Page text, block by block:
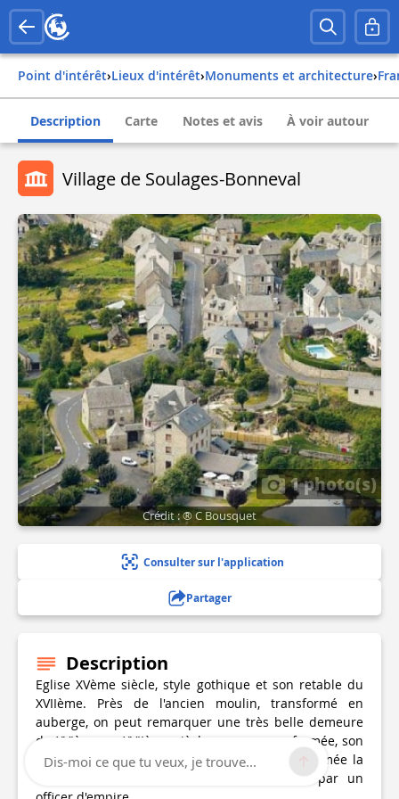
Point d'intérêt› Lieux d'intérêt› Monuments et architecture›
Description Carte Notes et avis À voir autour
Village de Soulages-Bonneval
1 photo(s)
Crédit : ® C Bousquet
Consulter sur l'application
Partager
Description
Eglise XVème siècle, style gothique et son retable du
XVIIème. Près de l'ancien moulin, transformé en
auberge, on peut remarquer une très belle demeure
du XVIème ou XVIIème siècle avec sa cour fermée, son
porche et son portail. Cette demeure est nommée la
"Maison de l'Officier" car elle fut habitée par un
Dis-moi ce que tu veux, je trouve...